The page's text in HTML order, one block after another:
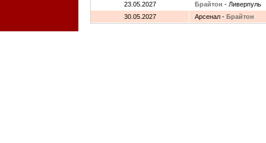
23.05.2027
Брайтон - Ливерпуль
30.05.2027
Арсенал - Брайтон